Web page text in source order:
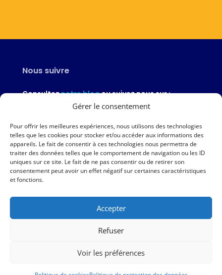
Gérer le consentement
Pour offrir les meilleures expériences, nous utilisons des technologies
telles que les cookies pour stocker et/ou accéder aux informations des
appareils. Le fait de consentir à ces technologies nous permettra de
traiter des données telles que le comportement de navigation ou les ID
uniques sur ce site. Le fait de ne pas consentir ou de retirer son
consentement peut avoir un effet négatif sur certaines caractéristiques
et fonctions.
Accepter
Refuser
Voir les préférences
Nous suivre
Consulteznotre blogou suivez nous sur :
Nous contacter
02 97 46 51 97
Nous écrire
AMPER – 6 avenue du Général Borgnis-Desbordes – VANNES
Politique de protection des données
Politique de cookies